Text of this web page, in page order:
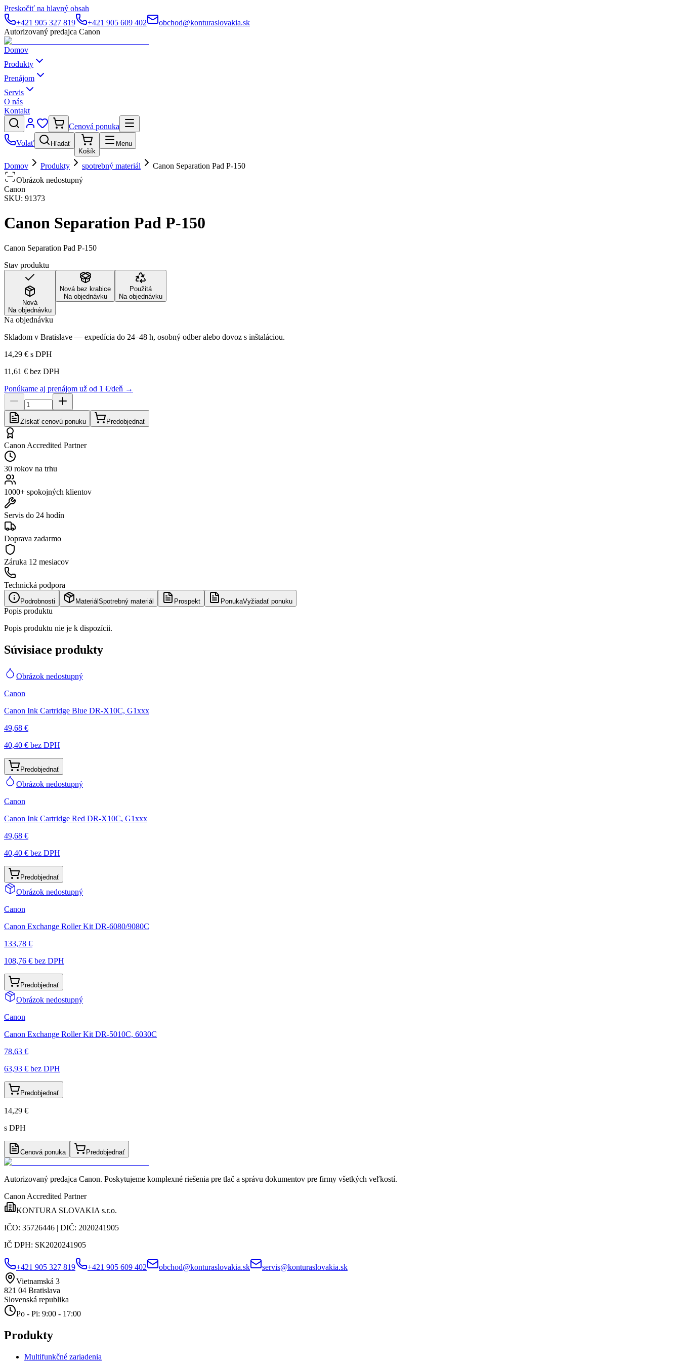
Preskočiť na hlavný obsah
+421 905 327 819
+421 905 609 402
obchod@konturaslovakia.sk
Autorizovaný predajca Canon
Domov
Produkty
Prenájom
Servis
O nás
Kontakt
Cenová ponuka
Volať
Hľadať
Košík
Menu
Domov Produkty spotrebný materiál
Canon Separation Pad P-150
Obrázok nedostupný
Canon
SKU: 91373
Canon Separation Pad P-150
Canon Separation Pad P-150
Stav produktu
Nová
Na objednávku
Nová bez krabice
Na objednávku
Použitá
Na objednávku
Na objednávku
Skladom v Bratislave — expedícia do 24–48 h, osobný odber alebo dovoz s inštaláciou.
14,29 € s DPH
11,61 € bez DPH
Ponúkame aj prenájom už od 1 €/deň →
Získať cenovú ponuku Predobjednať
Canon Accredited Partner
30 rokov na trhu
1000+ spokojných klientov
Servis do 24 hodín
Doprava zadarmo
Záruka 12 mesiacov
Technická podpora
Podrobnosti Materiál Spotrebný materiál Prospekt PonukaVyžiadať ponuku
Popis produktu
Popis produktu nie je k dispozícii.
Súvisiace produkty
Obrázok nedostupný
Canon
Canon Ink Cartridge Blue DR-X10C, G1xxx
49,68 €
40,40 € bez DPH
Predobjednať
Obrázok nedostupný
Canon
Canon Ink Cartridge Red DR-X10C, G1xxx
49,68 €
40,40 € bez DPH
Predobjednať
Obrázok nedostupný
Canon
Canon Exchange Roller Kit DR-6080/9080C
133,78 €
108,76 € bez DPH
Predobjednať
Obrázok nedostupný
Canon
Canon Exchange Roller Kit DR-5010C, 6030C
78,63 €
63,93 € bez DPH
Predobjednať
14,29 €
s DPH
Cenová ponuka Predobjednať
Autorizovaný predajca Canon. Poskytujeme komplexné riešenia pre tlač a správu dokumentov pre firmy všetkých veľkostí.
Canon Accredited Partner
KONTURA SLOVAKIA s.r.o.
IČO: 35726446 | DIČ: 2020241905
IČ DPH: SK2020241905
+421 905 327 819 +421 905 609 402 obchod@konturaslovakia.sk
servis@konturaslovakia.sk
Vietnamská 3
821 04 Bratislava
Slovenská republika
Po - Pi: 9:00 - 17:00
Produkty
Multifunkčné zariadenia